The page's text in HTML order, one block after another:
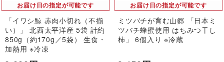
お届け日の指定が可能です
「イワシ鯨 赤肉小切れ（不揃
い）」 北西太平洋産 5袋 計約
850g（約170g／5袋） 生食・
加熱用 ※冷凍
お届け日の指定が可能です
ミツバチが育む山郷 「日本ミ
ツバチ蜂蜜使用 はちみつ干し
柿」 6個入り ※冷蔵